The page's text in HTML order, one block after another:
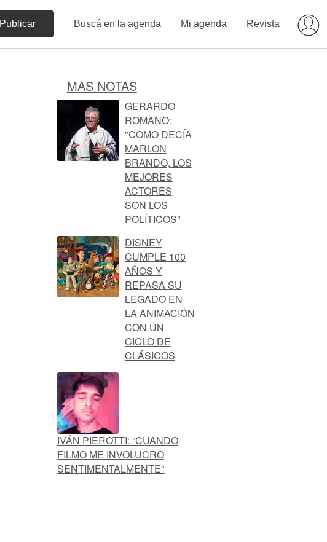
Publicar Buscá en la agenda Mi agenda Revista
MAS NOTAS
GERARDO
ROMANO:
"COMO DECÍA
MARLON
BRANDO, LOS
MEJORES
ACTORES
SON LOS
POLÍTICOS"
DISNEY
CUMPLE 100
AÑOS Y
REPASA SU
LEGADO EN
LA ANIMACIÓN
CON UN
CICLO DE
CLÁSICOS
IVÁN PIEROTTI: “CUANDO
FILMO ME INVOLUCRO
SENTIMENTALMENTE"